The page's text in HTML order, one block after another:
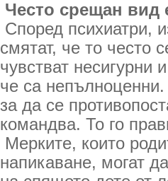
Често срещан вид
Според психиатри,
смятат, че то често
чувстват несигурни
че са непълноценни.
за да се
командва. То го
Мерките, които
напикаване, могат